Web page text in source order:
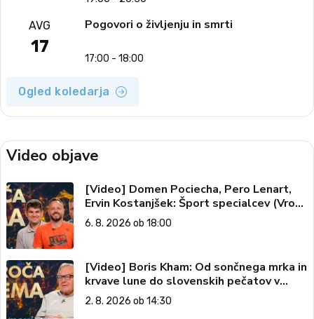
AVG
17
Pogovori o življenju in smrti
17:00 - 18:00
Ogled koledarja
Video objave
[Video] Domen Pociecha, Pero Lenart,
Ervin Kostanjšek: Šport specialcev (Vroča
tema, 6. 8. 2026)
6. 8. 2026 ob 18:00
[Video] Boris Kham: Od sončnega mrka in
krvave lune do slovenskih pečatov v
vesolju (Vroča tema, 2. 8. 2026)
2. 8. 2026 ob 14:30